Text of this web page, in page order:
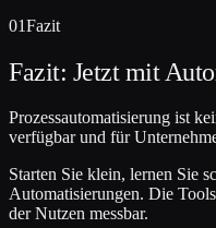
01Fazit
Fazit: Jetzt mit
Prozessautomatisierung ist
verfügbar und für
Starten Sie klein, lernen Sie
Automatisierungen. Die
der Nutzen messbar.